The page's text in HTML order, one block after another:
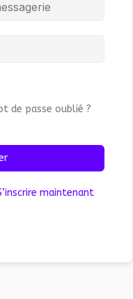
de passe oublié ?
maintenant